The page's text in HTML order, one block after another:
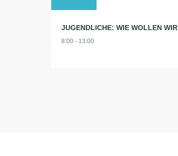
2025
8:00 - 13:00